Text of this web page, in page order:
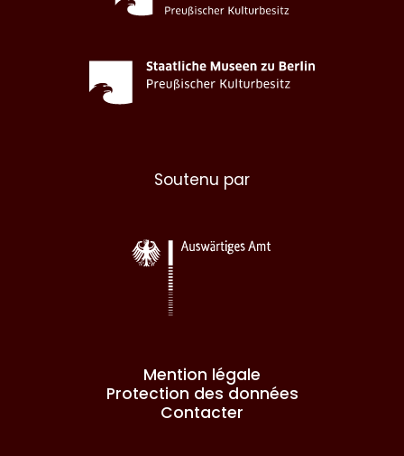
Soutenu par
Mention légale
Protection des données
Contacter